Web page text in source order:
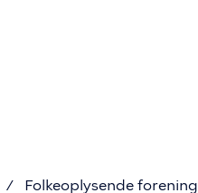
Folkeoplysende forening